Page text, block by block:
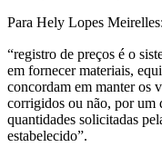
Para Hely Lopes Meirelles:
“registro de preços é o
em fornecer materiais,
concordam em manter os
corrigidos ou não, por um
quantidades solicitadas
estabelecido”.